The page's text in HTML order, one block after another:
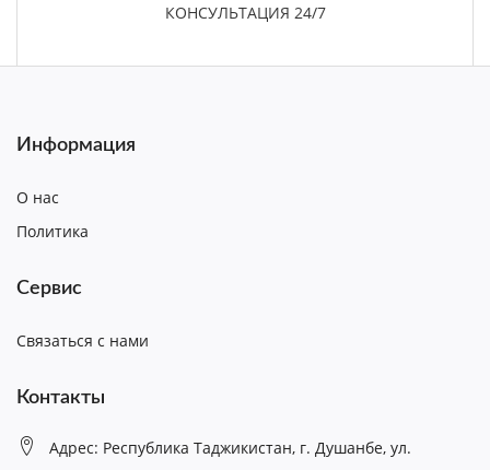
КОНСУЛЬТАЦИЯ 24/7
Информация
О нас
Политика
Сервис
Связаться с нами
Контакты
Адрес: Республика Таджикистан, г. Душанбе, ул.